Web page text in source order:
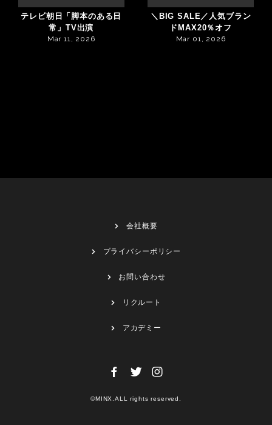
テレビ朝日「脚本のある日
常」TV出演
Mar 11, 2026
＼BIG SALE／人気ブラン
ドMAX20％オフ
Mar 01, 2026
会社概要
プライバシーポリシー
お問い合わせ
リクルート
アカデミー
©MINX.ALL rights reserved.